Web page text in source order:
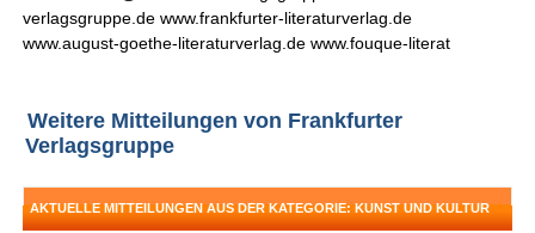
verlagsgruppe.de www.frankfurter-literaturverlag.de
www.august-goethe-literaturverlag.de www.fouque-literat
Weitere Mitteilungen von Frankfurter
Verlagsgruppe
AKTUELLE MITTEILUNGEN AUS DER KATEGORIE: KUNST UND KULTUR